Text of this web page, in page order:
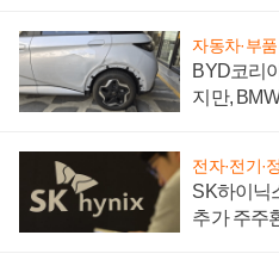
자동차·부품
BYD코리
지만,
전자·전기·
SK하이닉
추가 주주